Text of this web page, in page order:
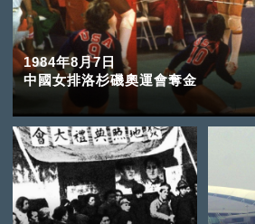
1984年8月7日
中國女排洛杉磯奧運會奪金